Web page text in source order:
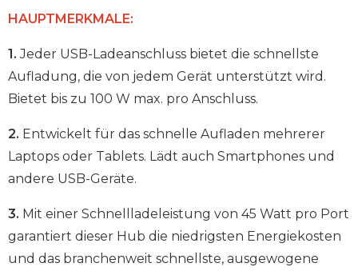
HAUPTMERKMALE:
1. Jeder USB-Ladeanschluss bietet die schnellste
Aufladung, die von jedem Gerät unterstützt wird.
Bietet bis zu 100 W max. pro Anschluss.
2. Entwickelt für das schnelle Aufladen mehrerer
Laptops oder Tablets. Lädt auch Smartphones und
andere USB-Geräte.
3. Mit einer Schnellladeleistung von 45 Watt pro Port
garantiert dieser Hub die niedrigsten Energiekosten
und das branchenweit schnellste, ausgewogene